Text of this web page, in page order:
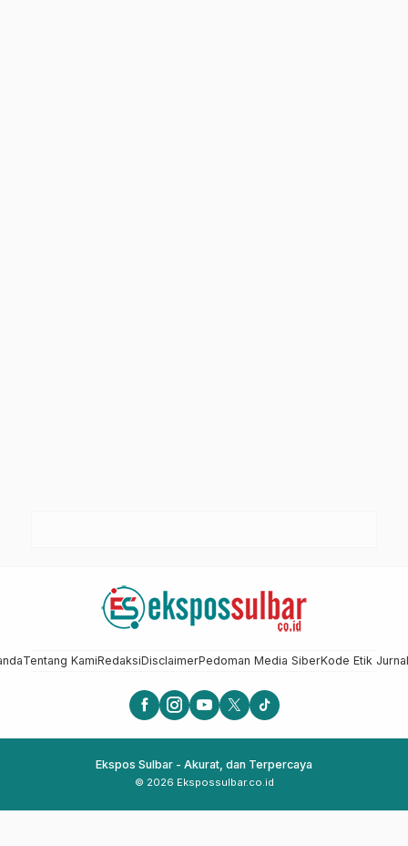
Tentang KamiRedaksiDisclaimerPedoman Media SiberKode Etik
Ekspos Sulbar - Akurat, dan Terpercaya
© 2026 Ekspossulbar.co.id